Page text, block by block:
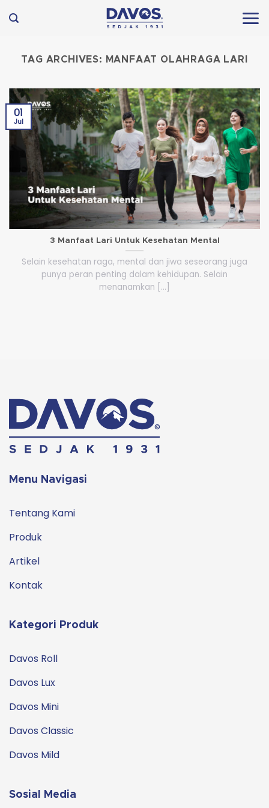
to
TAG ARCHIVES: MANFAAT OLAHRAGA LARI
3 Manfaat Lari Untuk Kesehatan Mental
Selain kesehatan raga, mental dan jiwa seseorang juga
punya peran penting dalam kehidupan. Selain
menanamkan [...]
01
Jul
Menu Navigasi
Tentang Kami
Produk
Artikel
Kontak
Kategori Produk
Davos Roll
Davos Lux
Davos Mini
Davos Classic
Davos Mild
Sosial Media